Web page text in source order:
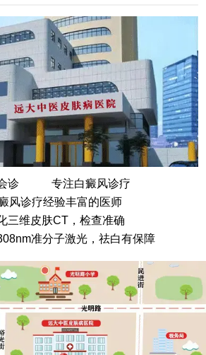
诊
专注白癜风诊疗
风诊疗经验丰富的医师
三维皮肤CT，检查准确
准分子激光，祛白有保障